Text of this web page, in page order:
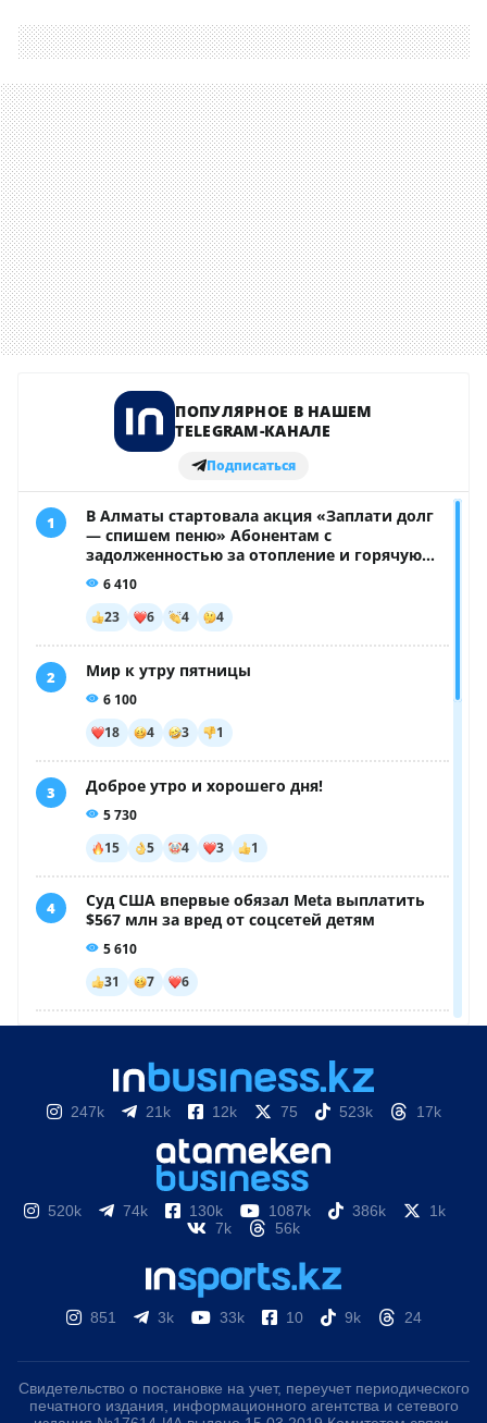
247k 21k 12k 75 523k 17k
520k 74k 130k 1087k 386k
1k
7k
56k
851 3k 33k 10 9k 24
Свидетельство о постановке на учет, переучет периодического
печатного издания, информационного агентства и сетевого